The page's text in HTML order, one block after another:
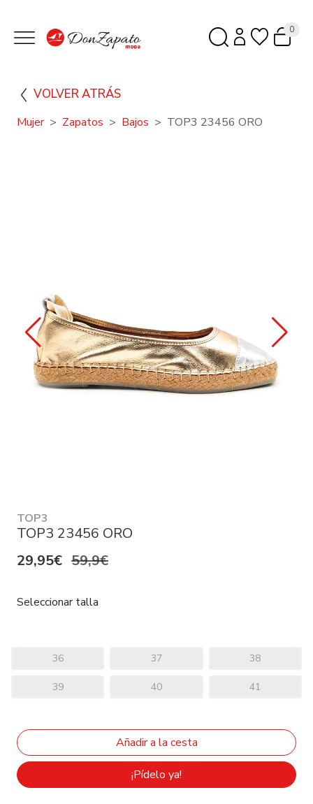
0
VOLVER ATRÁS
Mujer Zapatos Bajos TOP3 23456 ORO
TOP3
TOP3 23456 ORO
29,95€ 59,9€
Seleccionar talla
36 37 38
39 40 41
¡Pídelo ya!